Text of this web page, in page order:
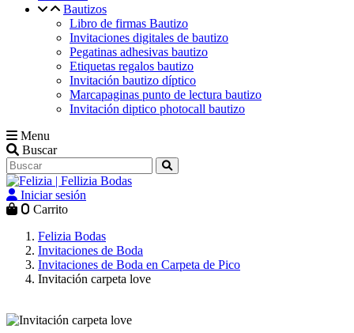
Bautizos
Libro de firmas Bautizo
Invitaciones digitales de bautizo
Pegatinas adhesivas bautizo
Etiquetas regalos bautizo
Invitación bautizo díptico
Marcapaginas punto de lectura bautizo
Invitación diptico photocall bautizo
Menu
Buscar
Iniciar sesión
0 Carrito
Felizia Bodas
Invitaciones de Boda
Invitaciones de Boda en Carpeta de Pico
Invitación carpeta love